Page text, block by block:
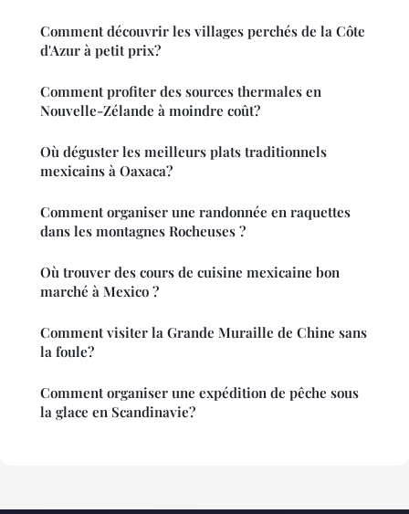
Comment découvrir les villages perchés de la Côte
d'Azur à petit prix?
Comment profiter des sources thermales en
Nouvelle-Zélande à moindre coût?
Où déguster les meilleurs plats traditionnels
mexicains à Oaxaca?
Comment organiser une randonnée en raquettes
dans les montagnes Rocheuses ?
Où trouver des cours de cuisine mexicaine bon
marché à Mexico ?
Comment visiter la Grande Muraille de Chine sans
la foule?
Comment organiser une expédition de pêche sous
la glace en Scandinavie?